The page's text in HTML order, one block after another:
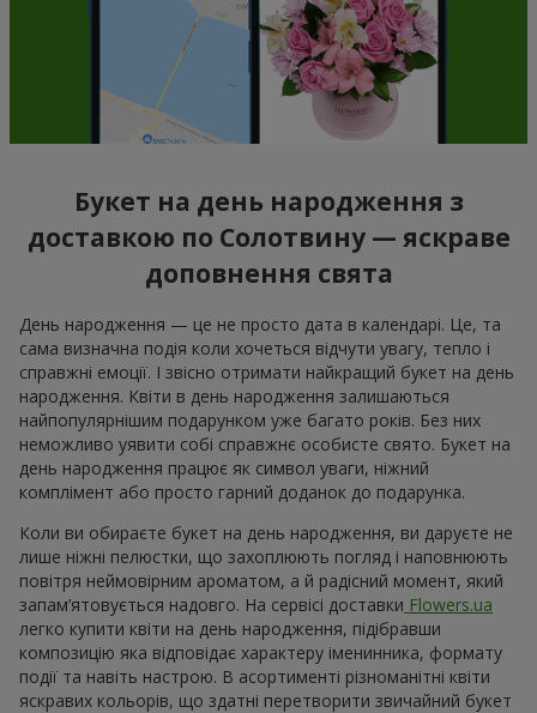
Букет на день народження з
доставкою по Солотвину — яскраве
доповнення свята
День народження — це не просто дата в календарі. Це, та
сама визначна подія коли хочеться відчути увагу, тепло і
справжні емоції. І звісно отримати найкращий букет на день
народження. Квіти в день народження залишаються
найпопулярнішим подарунком уже багато років. Без них
неможливо уявити собі справжнє особисте свято. Букет на
день народження працює як символ уваги, ніжний
комплімент або просто гарний доданок до подарунка.
Коли ви обираєте букет на день народження, ви даруєте не
лише ніжні пелюстки, що захоплюють погляд і наповнюють
повітря неймовірним ароматом, а й радісний момент, який
запам’ятовується надовго. На сервісі доставки Flowers.ua
легко купити квіти на день народження, підібравши
композицію яка відповідає характеру іменинника, формату
події та навіть настрою. В асортименті різноманітні квіти
яскравих кольорів, що здатні перетворити звичайний букет